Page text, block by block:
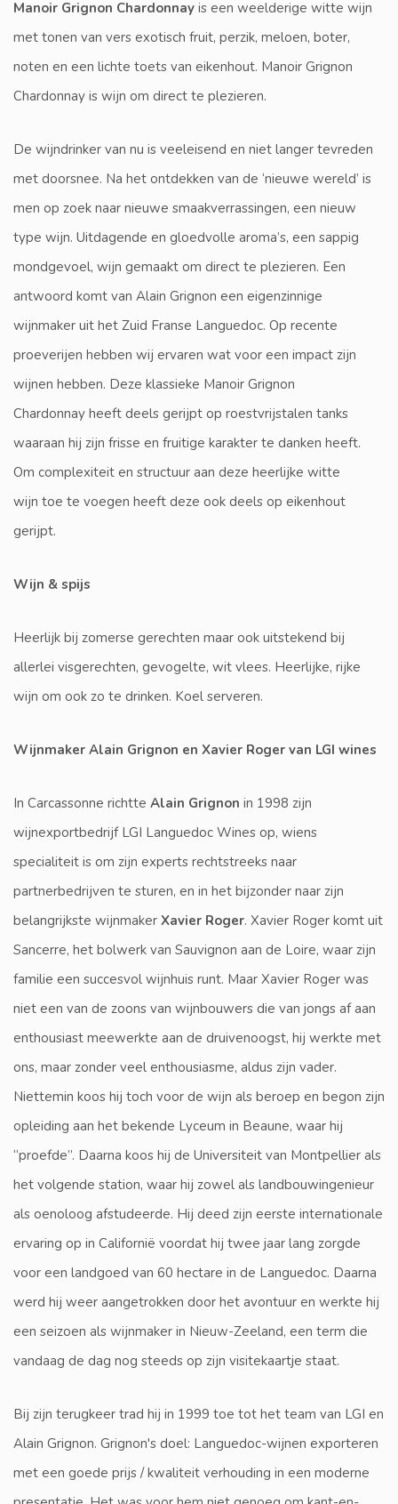
Manoir Grignon Chardonnay is een weelderige witte wijn
met tonen van vers exotisch fruit, perzik, meloen, boter,
noten en een lichte toets van eikenhout. Manoir Grignon
Chardonnay is wijn om direct te plezieren.
De wijndrinker van nu is veeleisend en niet langer tevreden
met doorsnee. Na het ontdekken van de ‘nieuwe wereld’ is
men op zoek naar nieuwe smaakverrassingen, een nieuw
type wijn. Uitdagende en gloedvolle aroma’s, een sappig
mondgevoel, wijn gemaakt om direct te plezieren. Een
antwoord komt van Alain Grignon een eigenzinnige
wijnmaker uit het Zuid Franse Languedoc. Op recente
proeverijen hebben wij ervaren wat voor een impact zijn
wijnen hebben. Deze klassieke Manoir Grignon
Chardonnay heeft deels gerijpt op roestvrijstalen tanks
waaraan hij zijn frisse en fruitige karakter te danken heeft.
Om complexiteit en structuur aan deze heerlijke witte
wijn toe te voegen heeft deze ook deels op eikenhout
gerijpt.
Wijn & spijs
Heerlijk bij zomerse gerechten maar ook uitstekend bij
allerlei visgerechten, gevogelte, wit vlees. Heerlijke, rijke
wijn om ook zo te drinken. Koel serveren.
Wijnmaker Alain Grignon en Xavier Roger van LGI wines
In Carcassonne richtte Alain Grignon in 1998 zijn
wijnexportbedrijf LGI Languedoc Wines op, wiens
specialiteit is om zijn experts rechtstreeks naar
partnerbedrijven te sturen, en in het bijzonder naar zijn
belangrijkste wijnmaker Xavier Roger. Xavier Roger komt uit
Sancerre, het bolwerk van Sauvignon aan de Loire, waar zijn
familie een succesvol wijnhuis runt. Maar Xavier Roger was
niet een van de zoons van wijnbouwers die van jongs af aan
enthousiast meewerkte aan de druivenoogst, hij werkte met
ons, maar zonder veel enthousiasme, aldus zijn vader.
Niettemin koos hij toch voor de wijn als beroep en begon zijn
opleiding aan het bekende Lyceum in Beaune, waar hij
“proefde”. Daarna koos hij de Universiteit van Montpellier als
het volgende station, waar hij zowel als landbouwingenieur
als oenoloog afstudeerde. Hij deed zijn eerste internationale
ervaring op in Californië voordat hij twee jaar lang zorgde
voor een landgoed van 60 hectare in de Languedoc. Daarna
werd hij weer aangetrokken door het avontuur en werkte hij
een seizoen als wijnmaker in Nieuw-Zeeland, een term die
vandaag de dag nog steeds op zijn visitekaartje staat.
Bij zijn terugkeer trad hij in 1999 toe tot het team van LGI en
Alain Grignon. Grignon's doel: Languedoc-wijnen exporteren
met een goede prijs / kwaliteit verhouding in een moderne